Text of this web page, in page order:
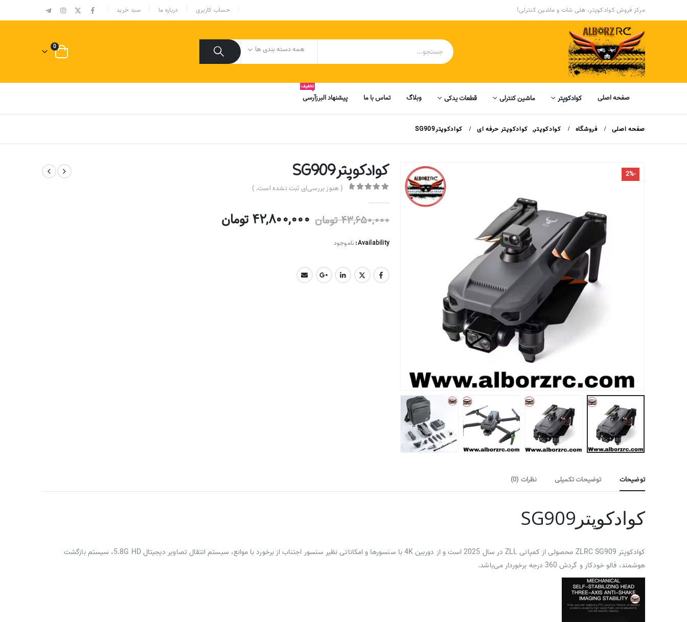
مرکز فروش کوادکوپتر، هلی شات و ماشین کنترلی! حساب کاربری درباره ما سبد خرید
همه دسته بندی ها 0
صفحه اصلی کوادکوپتر ماشین کنترلی قطعات یدکی وبلاگ تماس با ما پیشنهاد البرزآرسی
تخفیف
صفحه اصلی فروشگاه کوادکوپتر, کوادکوپتر حرفه ای کوادکوپترSG909
-2% کوادکوپترSG909
( هنوز بررسی‌ای ثبت نشده است. )
43,650,000تومان قیمت
اصلی
42,800,000 تومانقیمت
Availability: ناموجود
توضیحات توضیحات تکمیلی نظرات (0)
کوادکوپترSG909
کوادکوپتر ZLRC SG909 محصولی از کمپانی ZLL در سال 2025 است و از دوربین 4K با سنسورها و امکاناتی نظیر سنسور اجتناب از برخورد با موانع، سیستم انتقال تصاویر دیجیتال 5.8G HD، سیستم بازگشت
هوشمند، فالو خودکار و گردش 360 درجه برخوردار می‌باشد.